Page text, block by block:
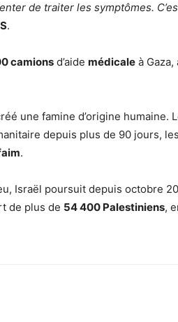
de traiter les symptômes.
.
camions d’aide médicale à
une famine d’origine humaine.
depuis plus de 90 jours, les
.
Israël poursuit depuis octobre
de plus de 54 400 Palestiniens,